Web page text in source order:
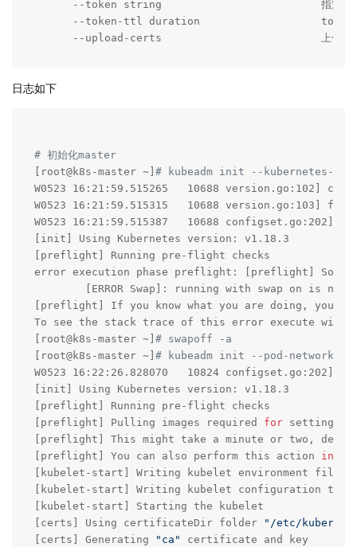
--token string                         指定
--token-ttl duration                   token
--upload-certs                         上传
日志如下
# 初始化master
[root@k8s-master ~] # kubeadm init --kubernetes-
W0523 16:21:59.515265   10688 version.go:102]
W0523 16:21:59.515315   10688 version.go:103]
W0523 16:21:59.515387   10688 configset.go:202]
[init] Using Kubernetes version: v1.18.3
[preflight] Running pre-flight checks
error execution phase preflight: [preflight] Some
[ERROR Swap]: running with swap on is not
[preflight] If you know what you are doing, you
To see the stack trace of this error execute with
[root@k8s-master ~] # swapoff -a
[root@k8s-master ~] # kubeadm init --pod-network-
W0523 16:22:26.828070   10824 configset.go:202]
[init] Using Kubernetes version: v1.18.3
[preflight] Running pre-flight checks
[preflight] Pulling images required for setting up
[preflight] This might take a minute or two,
[preflight] You can also perform this action in
[kubelet-start] Writing kubelet environment
[kubelet-start] Writing kubelet configuration to
[kubelet-start] Starting the kubelet
[certs] Using certificateDir folder
"/etc/
[certs] Generating
"ca"
certificate and key